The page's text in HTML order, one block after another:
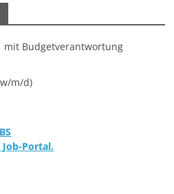
mit Budgetverantwortung
m/d)
Portal.